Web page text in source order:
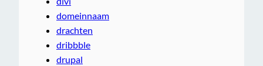
domeinnaam
drachten
dribbble
drupal